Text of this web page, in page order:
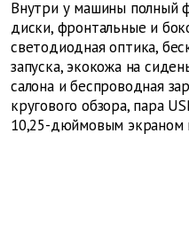
Внутри у машины полный
диски, фронтальные и
светодиодная оптика,
запуска, экокожа на
салона и беспроводная
кругового обзора, пара
10,25-дюймовым